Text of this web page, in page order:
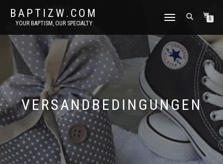
BAPTIZW.COM
YOUR BAPTISM, OUR SPECIALTY
TOGGLE
0
VERSANDBEDINGUNGEN